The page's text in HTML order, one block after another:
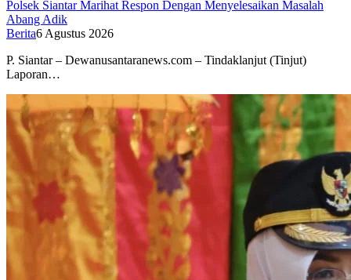
Polsek Siantar Marihat Respon Dengan Menyelesaikan Masalah
Abang Adik
Berita6 Agustus 2026
P. Siantar – Dewanusantaranews.com – Tindaklanjut (Tinjut)
Laporan…